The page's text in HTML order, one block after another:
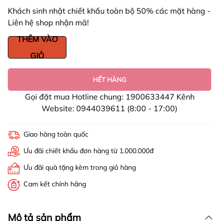
Khách sinh nhật chiết khấu toàn bộ 50% các mặt hàng -
Liên hệ shop nhận mã!
THÊM VÀO
GIỎ
HẾT HÀNG
Gọi đặt mua Hotline chung: 1900633447 Kênh
Website: 0944039611 (8:00 - 17:00)
Giao hàng toàn quốc
Ưu đãi chiết khấu đơn hàng từ 1.000.000đ
Ưu đãi quà tặng kèm trong giỏ hàng
Cam kết chính hãng
Mô tả sản phẩm